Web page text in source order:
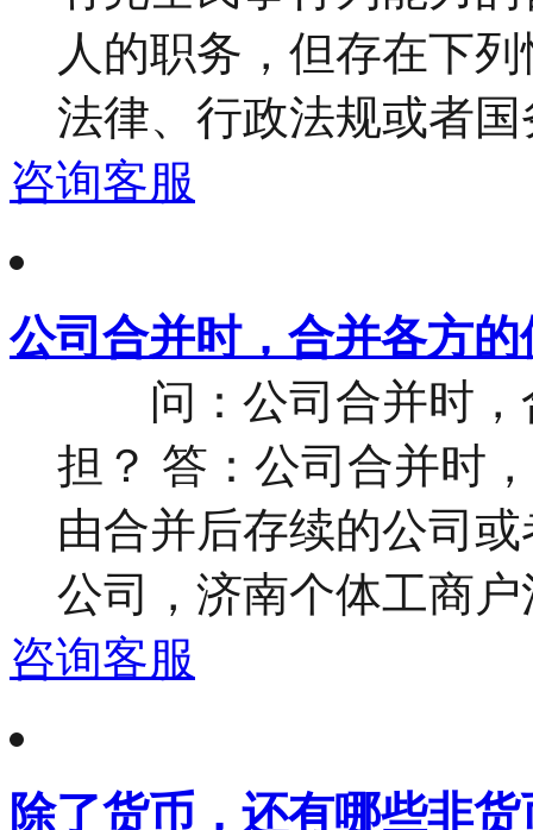
人的职务，但存在下
法律、行政法规或者
咨询客服
公司合并时，合并各方
问：公司合并时，
担？ 答：公司合并时
由合并后存续的公司
公司，济南个体工商
咨询客服
除了货币，还有哪些非